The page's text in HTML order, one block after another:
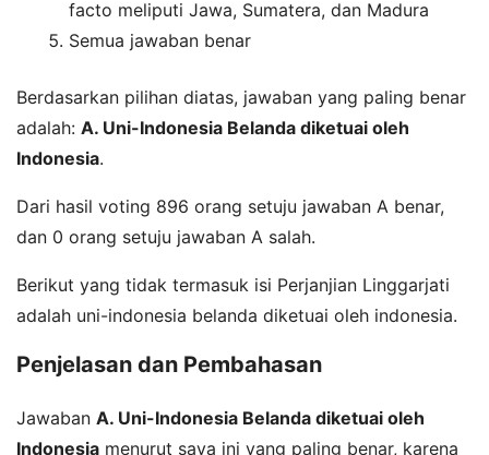
facto meliputi Jawa, Sumatera, dan Madura
Semua jawaban benar
Berdasarkan pilihan diatas, jawaban yang paling benar
adalah: A. Uni-Indonesia Belanda diketuai oleh
Indonesia.
Dari hasil voting 896 orang setuju jawaban A benar,
dan 0 orang setuju jawaban A salah.
Berikut yang tidak termasuk isi Perjanjian Linggarjati
adalah uni-indonesia belanda diketuai oleh indonesia.
Penjelasan dan Pembahasan
Jawaban A. Uni-Indonesia Belanda diketuai oleh
Indonesia menurut saya ini yang paling benar, karena